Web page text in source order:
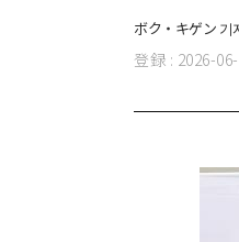
ボク・キゲン 기
登録 : 2026-